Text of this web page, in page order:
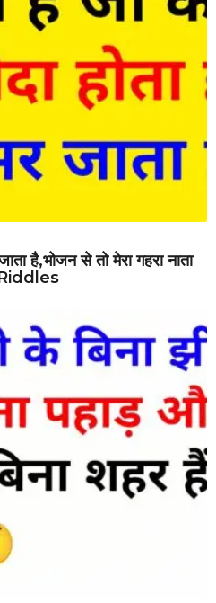
है,भोजन से तो मेरा गहरा नाता